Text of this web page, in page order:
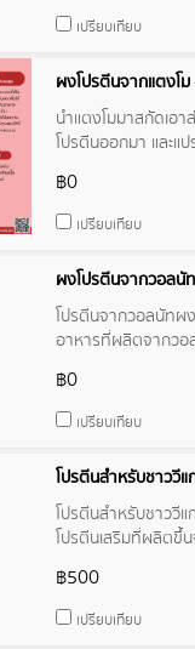
เปรียบเทียบ
นำแตงโมมาสกัดเอา
โปรตีนออกมา และแป
฿0
เปรียบเทียบ
โปรตีนจากวอลนัทผ
อาหารที่ผลิตจากวอ
฿0
เปรียบเทียบ
โปรตีนสำหรับชาววีแ
โปรตีนเสริมที่ผลิตขึ้
วัตถุประสงค์เพื่อให้ไ
ครบถ้วน ซึ่งเป็นสิ่งจำ
฿500
เปรียบเทียบ